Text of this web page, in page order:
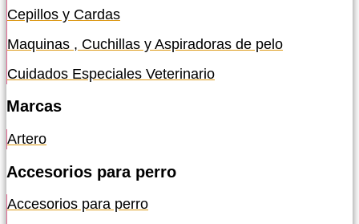
Cepillos y Cardas
Maquinas , Cuchillas y Aspiradoras de pelo
Cuidados Especiales Veterinario
Marcas
Artero
Accesorios para perro
Accesorios para perro